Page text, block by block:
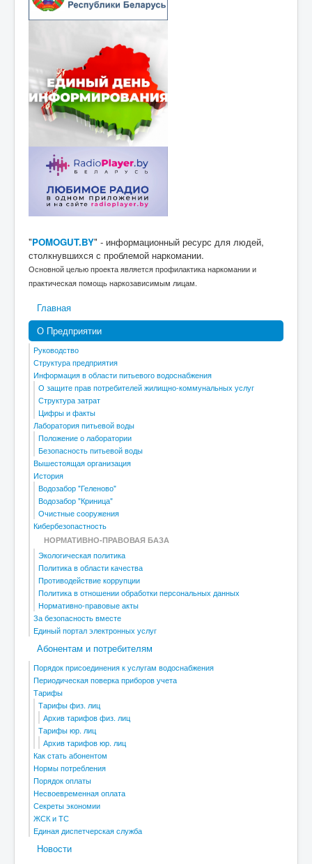
"POMOGUT.BY" - информационный ресурс для людей,
столкнувшихся с проблемой наркомании.
Основной целью проекта является профилактика наркомании и
практическая помощь наркозависимым лицам.
Главная
О Предприятии
Руководство
Структура предприятия
Информация в области питьевого водоснабжения
О защите прав потребителей жилищно-коммунальных услуг
Структура затрат
Цифры и факты
Лаборатория питьевой воды
Положение о лаборатории
Безопасность питьевой воды
Вышестоящая организация
История
Водозабор "Геленово"
Водозабор "Криница"
Очистные сооружения
Кибербезопастность
НОРМАТИВНО-ПРАВОВАЯ БАЗА
Экологическая политика
Политика в области качества
Противодействие коррупции
Политика в отношении обработки персональных данных
Нормативно-правовые акты
За безопасность вместе
Единый портал электронных услуг
Абонентам и потребителям
Порядок присоединения к услугам водоснабжения
Периодическая поверка приборов учета
Тарифы
Тарифы физ. лиц
Архив тарифов физ. лиц
Тарифы юр. лиц
Архив тарифов юр. лиц
Как стать абонентом
Нормы потребления
Порядок оплаты
Несвоевременная оплата
Секреты экономии
ЖСК и ТС
Единая диспетчерская служба
Новости